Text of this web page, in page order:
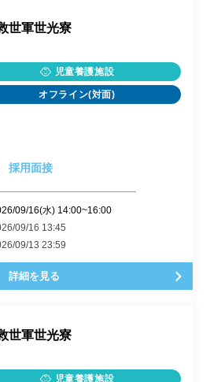
世軍世光寮
児童養護施設
オフライン(対面)
採用面接
09/16(水) 14:00~16:00
09/16 13:45
09/13 23:59
詳細を見る
世軍世光寮
児童養護施設